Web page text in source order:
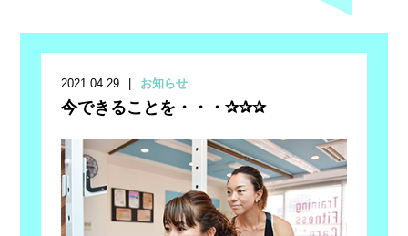
2021.04.29 お知らせ
今できることを・・・✰✰✰